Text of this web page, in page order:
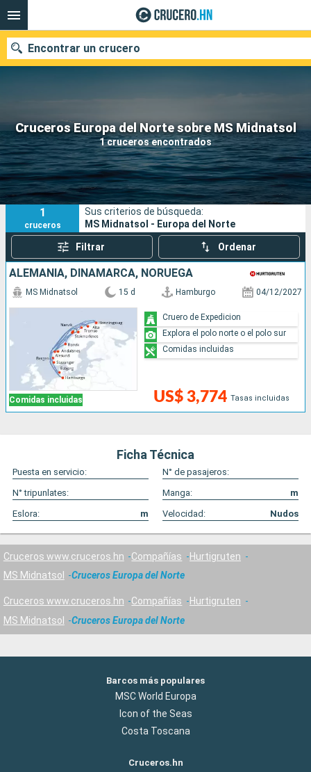
Cruceros Europa del Norte sobre MS Midnatsol
1 cruceros encontrados
Encontrar un crucero
Nuestros destinos
Fecha de salida
Puertos Compañías
Buscar
1
cruceros
Sus criterios de búsqueda:
MS Midnatsol - Europa del Norte
Filtrar Ordenar
ALEMANIA, DINAMARCA, NORUEGA
Comidas incluidas
MS Midnatsol 15 d Hamburgo 04/12/2027
US$ 3,774 Tasas incluidas
Cruero de Expedicion
Explora el polo norte o el polo sur
Comidas incluidas
Ficha Técnica
Puesta en servicio:
N° de pasajeros:
N° tripunlates:
Manga:
m
Eslora:
m Velocidad: Nudos
Cruceros www.cruceros.hn Compañías
Hurtigruten
MS Midnatsol
Cruceros Europa del Norte
Cruceros www.cruceros.hn Compañías
Hurtigruten
MS Midnatsol
Cruceros Europa del Norte
Barcos más populares
MSC World Europa
Icon of the Seas
Costa Toscana
Cruceros.hn